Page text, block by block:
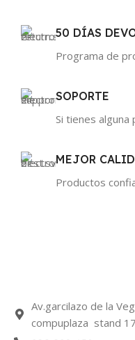
50 DÍAS
Programa de
SOPORTE
Si tienes alguna
MEJOR
Productos
Av.garcilazo de la
compuplaza stand